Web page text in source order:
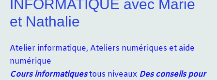
INFORMATIQUE avec Marie
et Nathalie
Atelier informatique, Ateliers numériques et aide
numérique
Cours informatiquestous niveaux Des conseils pour